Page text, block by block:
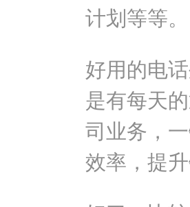
计划等等。
好用的电
是有每天
司业务，
效率，提